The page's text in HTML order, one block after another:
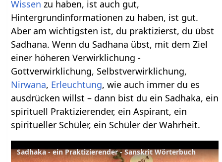
Wissen zu haben, ist auch gut,
Hintergrundinformationen zu haben, ist gut.
Aber am wichtigsten ist, du praktizierst, du übst
Sadhana. Wenn du Sadhana übst, mit dem Ziel
einer höheren Verwirklichung -
Gottverwirklichung, Selbstverwirklichung,
Nirwana, Erleuchtung, wie auch immer du es
ausdrücken willst – dann bist du ein Sadhaka, ein
spirituell Praktizierender, ein Aspirant, ein
spiritueller Schüler, ein Schüler der Wahrheit.
Sadhaka - ein Praktizierender - Sanskrit Wörterbuch